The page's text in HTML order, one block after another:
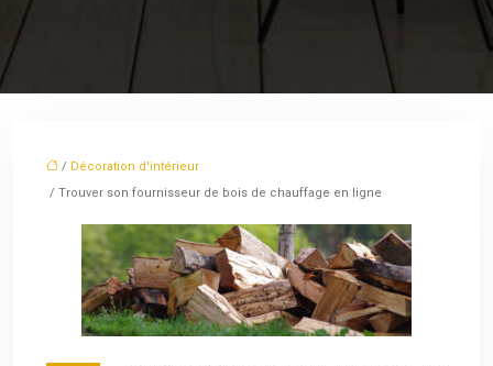
/ Décoration d'intérieur
/ Trouver son fournisseur de bois de chauffage en ligne